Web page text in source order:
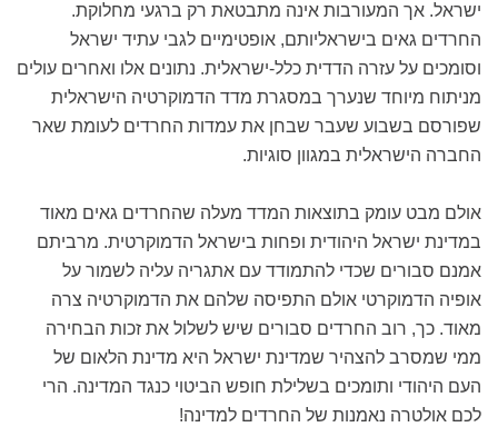
ישראל. אך המעורבות אינה מתבטאת רק ברגעי מחלוקת.
החרדים גאים בישראליותם, אופטימיים לגבי עתיד ישראל
וסומכים על עזרה הדדית כלל-ישראלית. נתונים אלו ואחרים עולים
מניתוח מיוחד שנערך במסגרת מדד הדמוקרטיה הישראלית
שפורסם בשבוע שעבר שבחן את עמדות החרדים לעומת שאר
החברה הישראלית במגוון סוגיות.
אולם מבט עומק בתוצאות המדד מעלה שהחרדים גאים מאוד
במדינת ישראל היהודית ופחות בישראל הדמוקרטית. מרביתם
אמנם סבורים שכדי להתמודד עם אתגריה עליה לשמור על
אופיה הדמוקרטי אולם התפיסה שלהם את הדמוקרטיה צרה
מאוד. כך, רוב החרדים סבורים שיש לשלול את זכות הבחירה
ממי שמסרב להצהיר שמדינת ישראל היא מדינת הלאום של
העם היהודי ותומכים בשלילת חופש הביטוי כנגד המדינה. הרי
לכם אולטרה נאמנות של החרדים למדינה!